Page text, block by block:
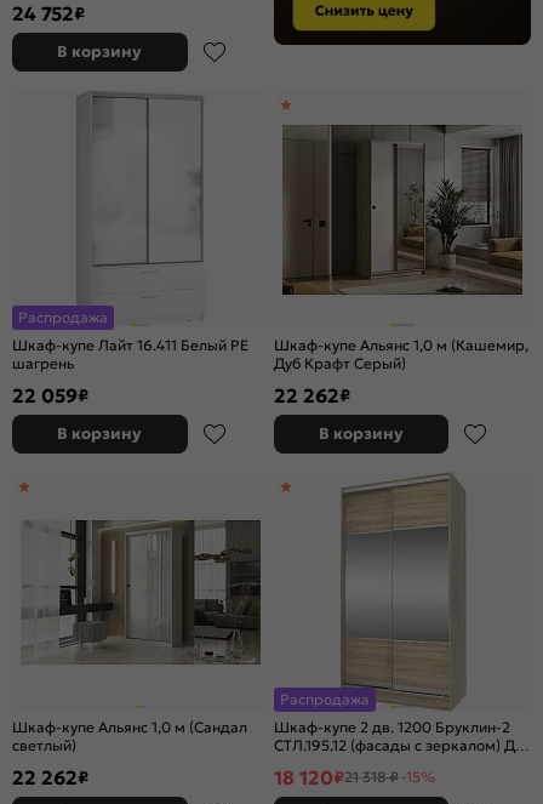
24 752₽
В корзину
Распродажа
Шкаф-купе Лайт 16.411 Белый PE
шагрень
22 059₽
В корзину
Шкаф-купе Альянс 1,0 м (Кашемир,
Дуб Крафт Серый)
22 262₽
В корзину
Шкаф-купе Альянс 1,0 м (Сандал
светлый)
22 262₽
Распродажа
Шкаф-купе 2 дв. 1200 Бруклин-2
СТЛ.195.12 (фасады с зеркалом) Дуб
18 120₽21 318 ₽ -15%